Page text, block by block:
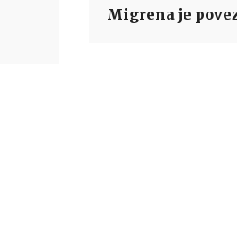
Migrena je